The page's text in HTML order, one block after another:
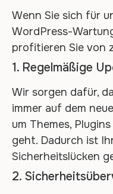
Wenn Sie sich für
WordPress-
profitieren Sie von
1. Regelmäßige
Wir sorgen dafür,
immer auf dem
um Themes,
geht. Dadurch ist
Sicherheitslücken
2.